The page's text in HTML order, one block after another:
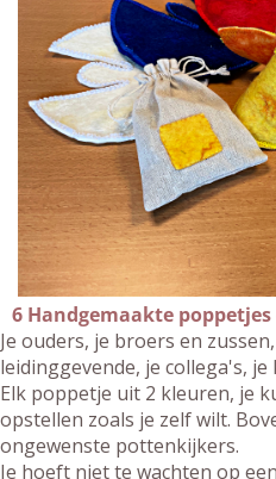
6 Handgemaakte
Je ouders, je broers en
leidinggevende, je collega's,
Elk poppetje uit 2 kleuren, je
opstellen zoals je zelf wilt.
ongewenste pottenkijkers.
Je hoeft niet te wachten op